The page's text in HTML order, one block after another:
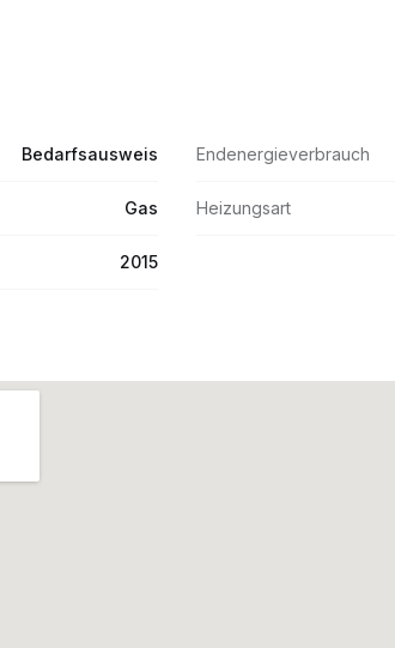
Bedarfsausweis Endenergieverbrauch
Gas Heizungsart
2015